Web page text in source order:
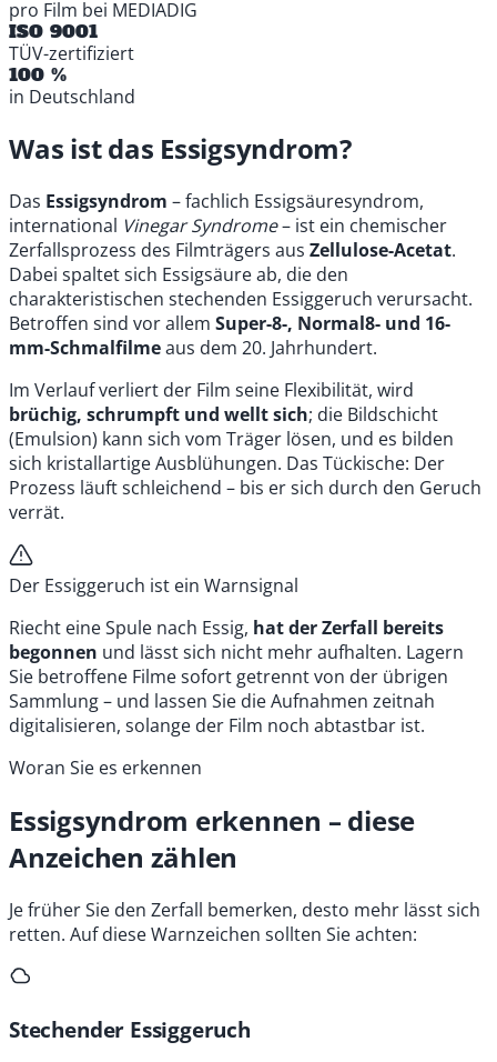
pro Film bei MEDIADIG
ISO 9001
TÜV-zertifiziert
100 %
in Deutschland
Was ist das Essigsyndrom?
Das Essigsyndrom – fachlich Essigsäuresyndrom,
international Vinegar Syndrome– ist ein chemischer
Zerfallsprozess des Filmträgers aus Zellulose-Acetat.
Dabei spaltet sich Essigsäure ab, die den
charakteristischen stechenden Essiggeruch verursacht.
Betroffen sind vor allem Super-8-, Normal8- und 16-
mm-Schmalfilmeaus dem 20. Jahrhundert.
Im Verlauf verliert der Film seine Flexibilität, wird
brüchig, schrumpft und wellt sich; die Bildschicht
(Emulsion) kann sich vom Träger lösen, und es bilden
sich kristallartige Ausblühungen. Das Tückische: Der
Prozess läuft schleichend – bis er sich durch den Geruch
verrät.
Der Essiggeruch ist ein Warnsignal
Riecht eine Spule nach Essig, hat der Zerfall bereits
begonnen und lässt sich nicht mehr aufhalten. Lagern
Sie betroffene Filme sofort getrennt von der übrigen
Sammlung – und lassen Sie die Aufnahmen zeitnah
digitalisieren, solange der Film noch abtastbar ist.
Woran Sie es erkennen
Essigsyndrom erkennen – diese
Anzeichen zählen
Je früher Sie den Zerfall bemerken, desto mehr lässt sich
retten. Auf diese Warnzeichen sollten Sie achten:
Stechender Essiggeruch